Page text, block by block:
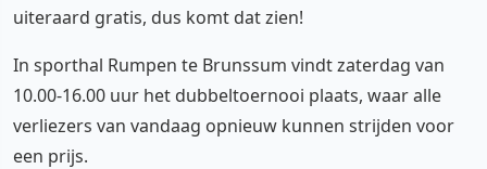
uiteraard gratis, dus komt dat zien!
In sporthal Rumpen te Brunssum vindt zaterdag van
10.00-16.00 uur het dubbeltoernooi plaats, waar alle
verliezers van vandaag opnieuw kunnen strijden voor
een prijs.